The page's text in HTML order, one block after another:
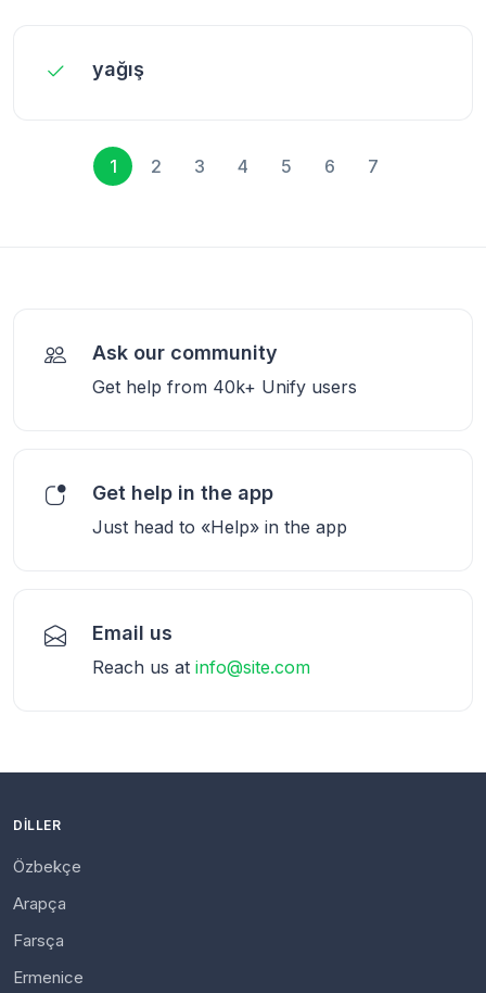
yağış
1 2 3 4 5 6 7
Ask our community
Get help from 40k+ Unify users
Get help in the app
Just head to «Help» in the app
Email us
Reach us at info@site.com
DILLER
Özbekçe
Arapça
Farsça
Ermenice